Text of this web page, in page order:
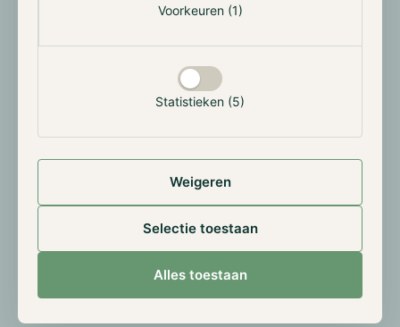
Voorkeuren (1)
Statistieken (5)
Weigeren
Selectie toestaan
Alles toestaan